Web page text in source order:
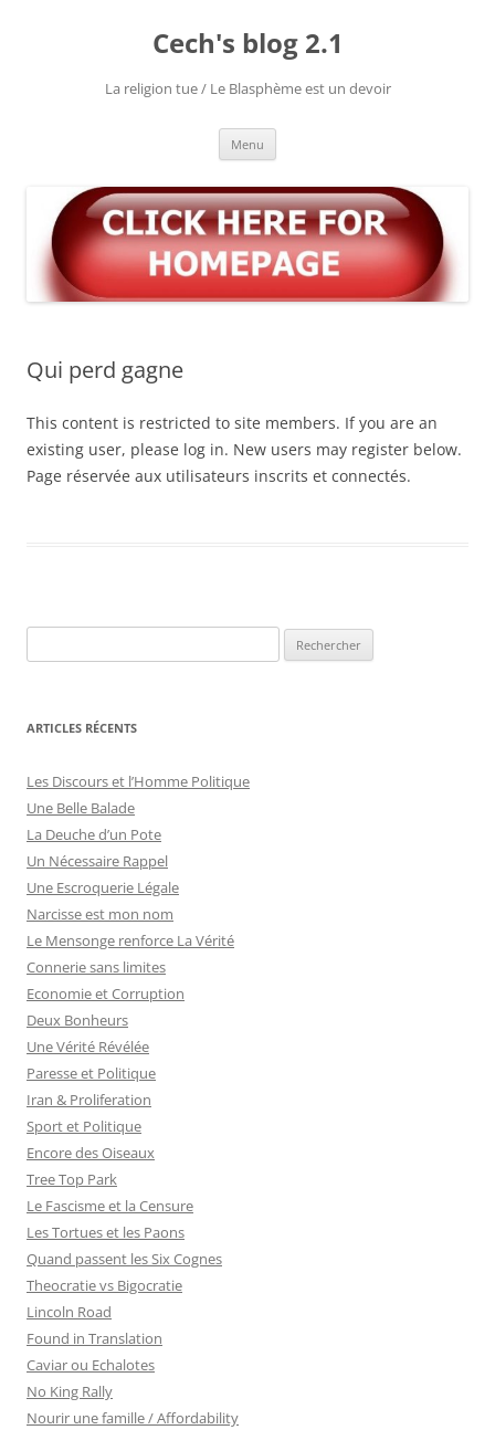
Cech's blog 2.1
La religion tue / Le Blasphème est un devoir
Menu
Qui perd gagne
This content is restricted to site members. If you are an
existing user, please log in. New users may register below.
Page réservée aux utilisateurs inscrits et connectés.
e
h
r
c
h
e
r
:
ARTICLES RÉCENTS
Les Discours et l’Homme Politique
Une Belle Balade
La Deuche d’un Pote
Un Nécessaire Rappel
Une Escroquerie Légale
Narcisse est mon nom
Le Mensonge renforce La Vérité
Connerie sans limites
Economie et Corruption
Deux Bonheurs
Une Vérité Révélée
Paresse et Politique
Iran & Proliferation
Sport et Politique
Encore des Oiseaux
Tree Top Park
Le Fascisme et la Censure
Les Tortues et les Paons
Quand passent les Six Cognes
Theocratie vs Bigocratie
Lincoln Road
Found in Translation
Caviar ou Echalotes
No King Rally
Nourir une famille / Affordability